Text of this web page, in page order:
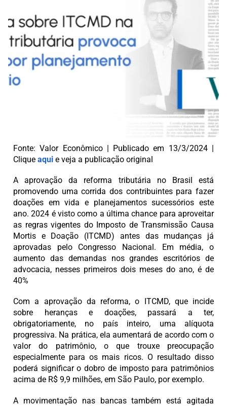
Fonte: Valor Econômico | Publicado em 13/3/2024 |
Clique aqui e veja a publicação original
A aprovação da reforma tributária no Brasil está
promovendo uma corrida dos contribuintes para fazer
doações em vida e planejamentos sucessórios este
ano. 2024 é visto como a última chance para aproveitar
as regras vigentes do Imposto de Transmissão Causa
Mortis e Doação (ITCMD) antes das mudanças já
aprovadas pelo Congresso Nacional. Em média, o
aumento das demandas nos grandes escritórios de
advocacia, nesses primeiros dois meses do ano, é de
40%
Com a aprovação da reforma, o ITCMD, que incide
sobre heranças e doações, passará a ter,
obrigatoriamente, no país inteiro, uma alíquota
progressiva. Na prática, ela aumentará de acordo com o
valor do patrimônio, o que trouxe preocupação
especialmente para os mais ricos. O resultado disso
poderá significar o dobro de imposto para patrimônios
acima de R$ 9,9 milhões, em São Paulo, por exemplo.
A movimentação nas bancas também está agitada